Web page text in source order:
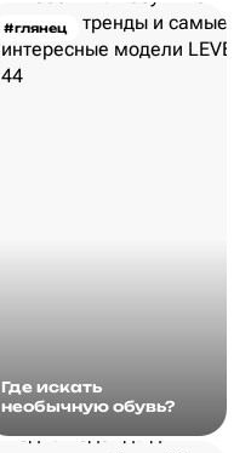
#глянец
Где искать
необычную обувь?